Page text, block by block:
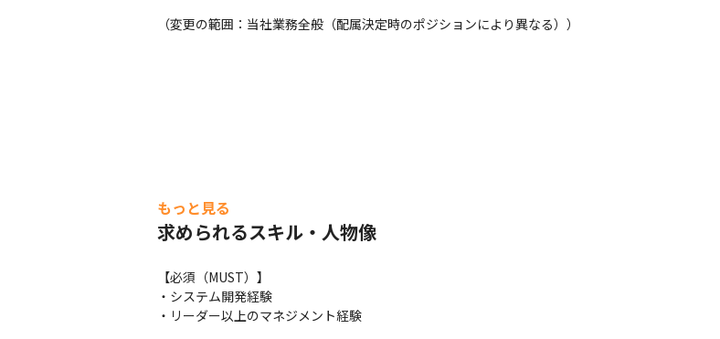
（変更の範囲：当社業務全般（配属決定時のポジションにより異なる））
もっと見る
求められるスキル・人物像
【必須（MUST）】
・システム開発経験
・リーダー以上のマネジメント経験